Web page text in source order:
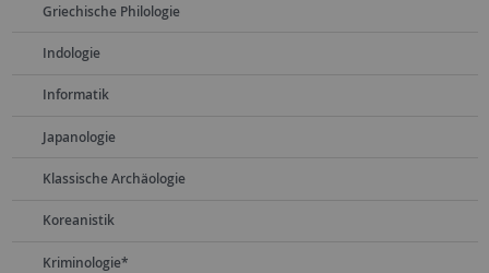
Griechische Philologie
Indologie
Informatik
Japanologie
Klassische Archäologie
Koreanistik
Kriminologie*